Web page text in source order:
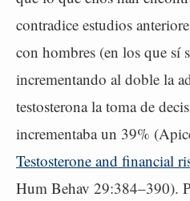
contradice estudios
con hombres (en los que sí
incrementando al doble la
testosterona la toma de
incrementaba un 39%
Testosterone and financial
Hum Behav 29:384–390).